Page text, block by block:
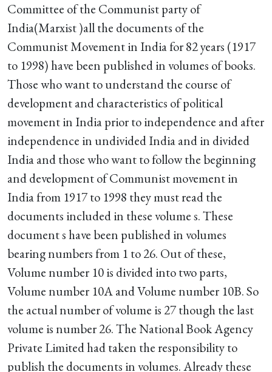
Committee of the Communist party of
India(Marxist )all the documents of the
Communist Movement in India for 82 years (1917
to 1998) have been published in volumes of books.
Those who want to understand the course of
development and characteristics of political
movement in India prior to independence and after
independence in undivided India and in divided
India and those who want to follow the beginning
and development of Communist movement in
India from 1917 to 1998 they must read the
documents included in these volume s. These
document s have been published in volumes
bearing numbers from 1 to 26. Out of these,
Volume number 10 is divided into two parts,
Volume number 10A and Volume number 10B. So
the actual number of volume is 27 though the last
volume is number 26. The National Book Agency
Private Limited had taken the responsibility to
publish the documents in volumes. Already these